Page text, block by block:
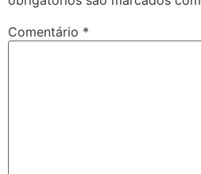
Comentário *